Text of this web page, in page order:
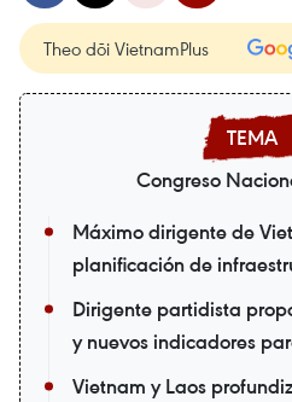
Theo dõi VietnamPlus
Congreso
Máximo dirigente de
planificación de
Dirigente partidista
y nuevos indicadores
Vietnam y Laos